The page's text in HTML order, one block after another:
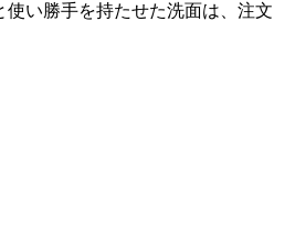
使い勝手を持たせた洗面は、注文